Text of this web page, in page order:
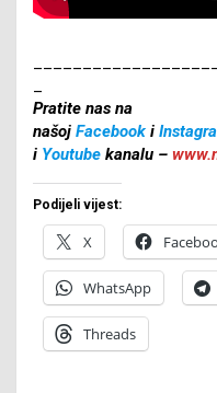
Pratite nas na
našoj Facebook i
i Youtube kanalu –
Podijeli vijest:
X
WhatsApp
Threads